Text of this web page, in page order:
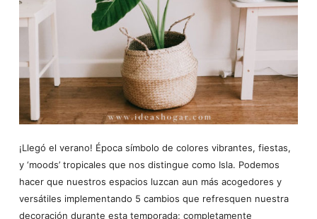
¡Llegó el verano! Época símbolo de colores vibrantes, fiestas,
y ‘moods’ tropicales que nos distingue como Isla. Podemos
hacer que nuestros espacios luzcan aun más acogedores y
versátiles implementando 5 cambios que refresquen nuestra
decoración durante esta temporada; completamente